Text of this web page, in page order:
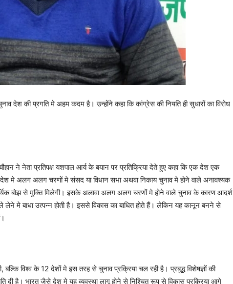
देश की प्रगति मे अहम कदम है। उन्होंने कहा कि कांग्रेस की नियति ही सुधारों का विरोध
चौहान ने नेता प्रतिपक्ष यशपाल आर्य के बयान पर प्रतिक्रिया देते हुए कहा कि एक देश एक
अलग अलग चरणों मे संसद या विधान सभा अथवा निकाय चुनाव मे होने वाले अनावश्यक
बोझ से मुक्ति मिलेगी। इसके अलावा अलग अलग चरणों मे होने वाले चुनाव के कारण आदर्श
मे बाधा उत्पन्न होती है। इससे विकास का बाधित होते हैं। लेकिन यह कानून बनने से
बल्कि विश्व के 12 देशों मे इस तरह से चुनाव प्रक्रिया चल रही है। प्रबुद्ध विशेषज्ञों की
दी है। भारत जैसे देश मे यह व्यवस्था लागू होने से निश्चित रूप से विकास प्रक्रिया आगे